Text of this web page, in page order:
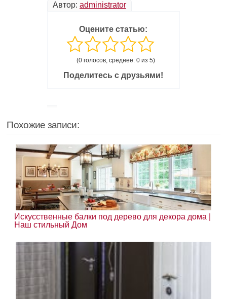
Автор: administrator
Оцените статью:
(0 голосов, среднее: 0 из 5)
Поделитесь с друзьями!
Похожие записи:
Искусственные балки под дерево для декора дома |
Наш стильный Дом